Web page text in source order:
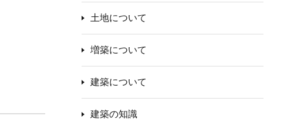
土地について
増築について
建築について
建築の知識